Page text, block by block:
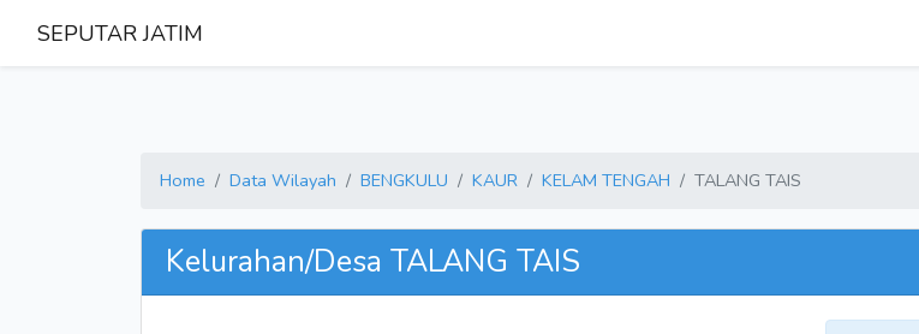
SEPUTAR JATIM
Home Data Wilayah BENGKULU KAUR KELAM TENGAH TALANG TAIS
Kelurahan/Desa TALANG TAIS